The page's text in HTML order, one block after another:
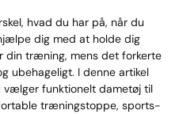
hvad du har på, når du
dig med at holde dig
din træning, mens det forkerte
ubehageligt. I denne artikel
vælger funktionelt dametøj til
træningstoppe, sports-